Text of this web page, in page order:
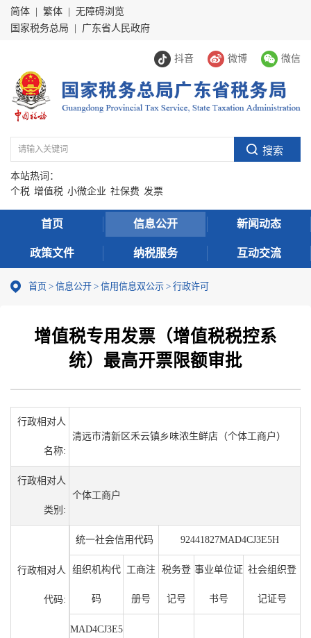
简体 繁体
无障碍浏览
国家税务总局
广东省人民政府
抖音 微博 微信
本站热词：
个税 增值税 小微企业 社保费 发票
首页 信息公开 新闻动态
政策文件 纳税服务 互动交流
首页 > 信息公开 > 信用信息双公示 > 行政许可
增值税专用发票（增值税税控系
统）最高开票限额审批
行政相对人
名称:
清远市清新区禾云镇乡味浓生鲜店（个体工商户）
行政相对人
类别:
个体工商户
行政相对人
代码:
统一社会信用代码 92441827MAD4CJ3E5H
组织机构代
码
工商注
册号
税务登
记号
事业单位证
书号
社会组织登
记证号
MAD4CJ3E5